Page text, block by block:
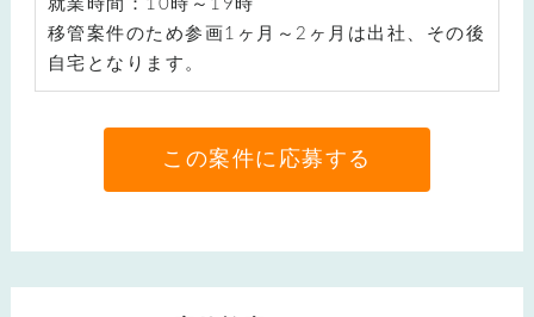
就業時間：10時～19時
移管案件のため参画1ヶ月～2ヶ月は出社、その後
自宅となります。
この案件に応募する